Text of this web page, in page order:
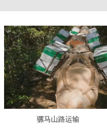
骡马山路运输